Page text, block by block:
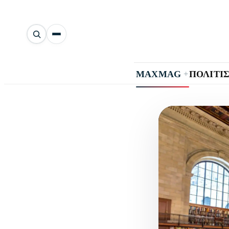
Αναζήτηση
άρθρων
MAXMAG +